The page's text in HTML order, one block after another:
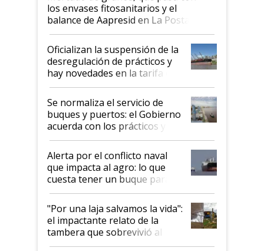
los envases fitosanitarios y el
balance de Aapresid en La Posta
Oficializan la suspensión de la
desregulación de prácticos y
hay novedades en la tarifa de
la hidrovía
Se normaliza el servicio de
buques y puertos: el Gobierno
acuerda con los prácticos y
suspende el decreto de
desregulación
Alerta por el conflicto naval
que impacta al agro: lo que
cuesta tener un buque parado
y el peligro de que Argentina
pase a ser "país sucio"
"Por una laja salvamos la vida":
el impactante relato de la
tambera que sobrevivió al
tornado